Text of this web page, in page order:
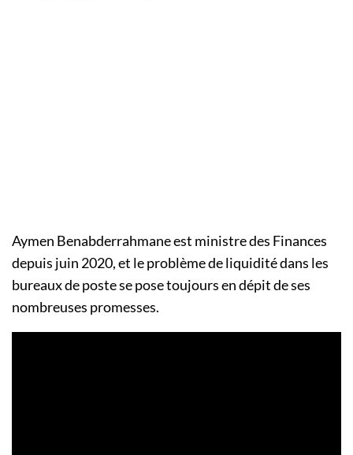
Aymen Benabderrahmane est ministre des Finances
depuis juin 2020, et le problème de liquidité dans les
bureaux de poste se pose toujours en dépit de ses
nombreuses promesses.